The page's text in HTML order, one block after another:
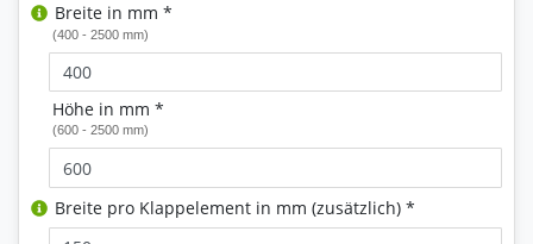
Breite in mm *
(400 - 2500 mm)
Höhe in mm *
(600 - 2500 mm)
Breite pro Klappelement in mm (zusätzlich) *